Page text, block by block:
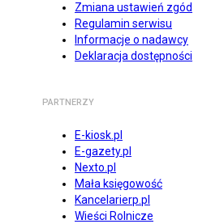
Zmiana ustawień zgód
Regulamin serwisu
Informacje o nadawcy
Deklaracja dostępności
PARTNERZY
E-kiosk.pl
E-gazety.pl
Nexto.pl
Mała księgowość
Kancelarierp.pl
Wieści Rolnicze